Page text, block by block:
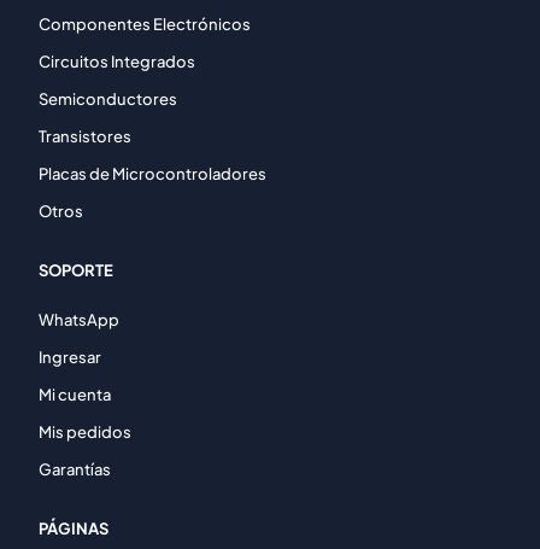
Componentes Electrónicos
Circuitos Integrados
Semiconductores
Transistores
Placas de Microcontroladores
Otros
SOPORTE
WhatsApp
Ingresar
Mi cuenta
Mis pedidos
Garantías
PÁGINAS